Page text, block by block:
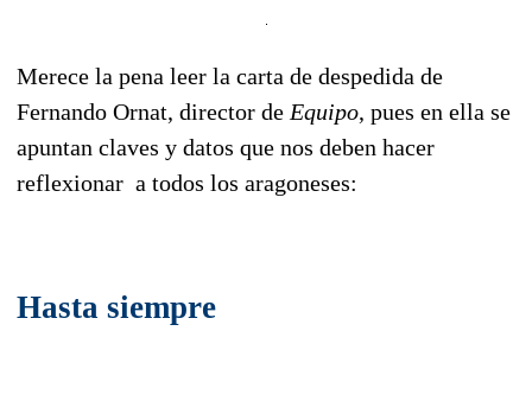
Merece la pena leer la carta de despedida de
Fernando Ornat, director de Equipo, pues en ella se
apuntan claves y datos que nos deben hacer
reflexionar a todos los aragoneses:
Hasta siempre